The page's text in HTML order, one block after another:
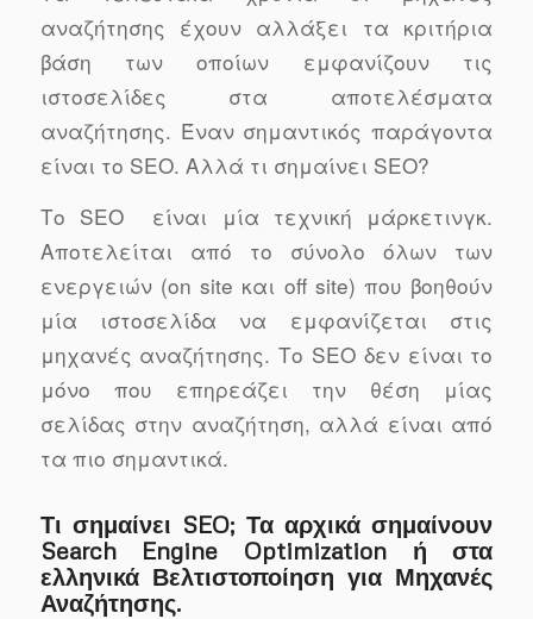
αναζήτησης έχουν αλλάξει τα κριτήρια
βάση των οποίων εμφανίζουν τις
ιστοσελίδες στα αποτελέσματα
αναζήτησης. Έναν σημαντικός παράγοντα
είναι το SEO. Αλλά τι σημαίνει SEO?
Το SEO είναι μία τεχνική μάρκετινγκ.
Αποτελείται από το σύνολο όλων των
ενεργειών (on site και off site) που βοηθούν
μία ιστοσελίδα να εμφανίζεται στις
μηχανές αναζήτησης. Το SEO δεν είναι το
μόνο που επηρεάζει την θέση μίας
σελίδας στην αναζήτηση, αλλά είναι από
τα πιο σημαντικά.
Τι σημαίνει SEO; Τα αρχικά σημαίνουν
Search Engine Optimization ή στα
ελληνικά Βελτιστοποίηση για Μηχανές
Αναζήτησης.